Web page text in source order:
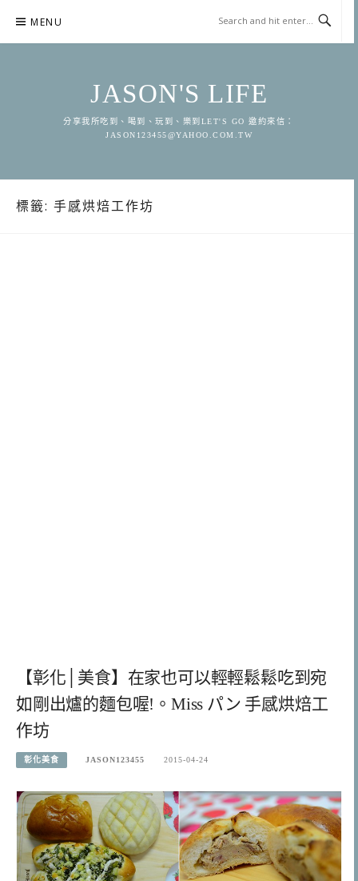
content
MENU
JASON'S LIFE
分享我所吃到、喝到、玩到、樂到LET'S GO 邀約來信：
JASON123455@YAHOO.COM.TW
標籤: 手感烘焙工作坊
【彰化│美食】在家也可以輕輕鬆鬆吃到宛
如剛出爐的麵包喔!。Miss パン 手感烘焙工
作坊
彰化美食 JASON123455 2015-04-24